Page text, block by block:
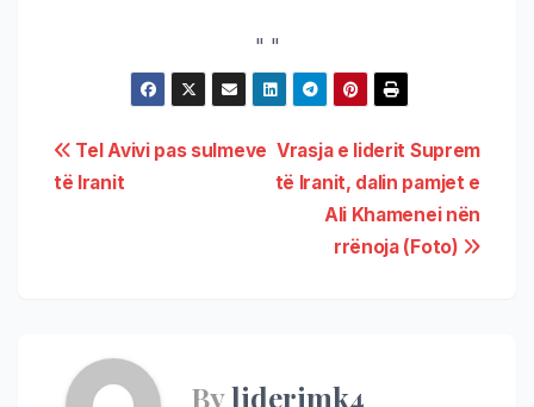
" "
Vrasja e liderit Suprem
të Iranit, dalin pamjet e
Ali Khamenei nën
rrënoja (Foto)
Tel Avivi pas sulmeve
të Iranit
Byliderimk4